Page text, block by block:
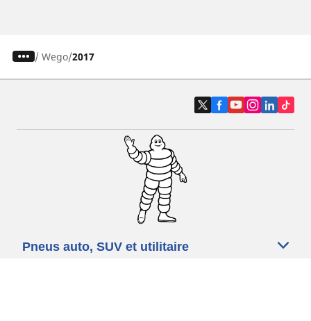
/ Wego 2017
Pneus auto, SUV et utilitaire